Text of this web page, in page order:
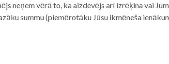
neņem vērā to, ka aizdevējs arī izrēķina vai
summu (piemērotāku Jūsu ikmēneša